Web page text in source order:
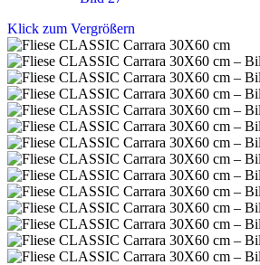
Klick zum Vergrößern